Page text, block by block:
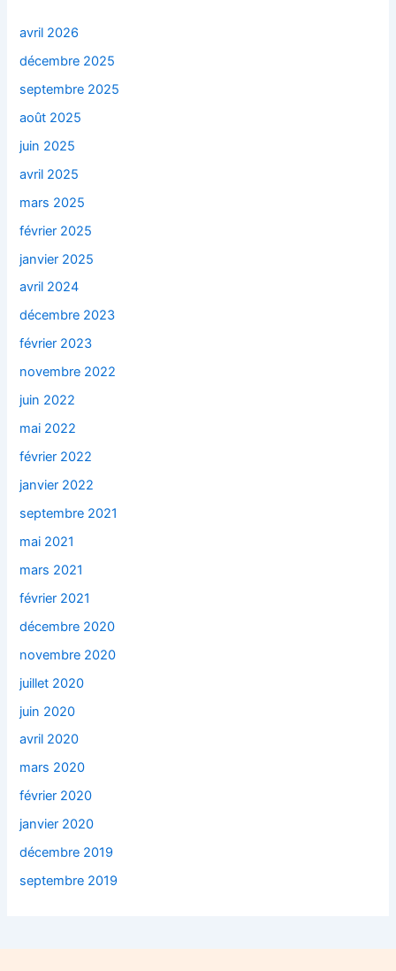
avril 2026
décembre 2025
septembre 2025
août 2025
juin 2025
avril 2025
mars 2025
février 2025
janvier 2025
avril 2024
décembre 2023
février 2023
novembre 2022
juin 2022
mai 2022
février 2022
janvier 2022
septembre 2021
mai 2021
mars 2021
février 2021
décembre 2020
novembre 2020
juillet 2020
juin 2020
avril 2020
mars 2020
février 2020
janvier 2020
décembre 2019
septembre 2019